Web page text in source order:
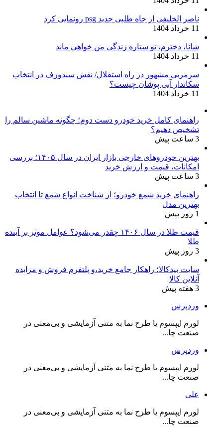
ناصر الخلیفی از جاه طلبی جدید psg رونمایی کرد
11 خرداد 1404
شانا، دخترم، تو ستاره زندگی من خواهی ماند
11 خرداد 1404
سرمربی مشهور در راه استقلال/ نقش سیدورف در انتخاب
سکاندار آبی پوشان چیست؟
11 خرداد 1404
راهنمای کامل خرید خودرو دست دوم؛ چگونه ماشین سالم را
تشخیص دهیم؟
3 ساعت پیش
بهترین خودروهای خارجی بازار ایران در سال ۱۴۰۵؛ بررسی
امکانات، قیمت و ارزش خرید
3 ساعت پیش
راهنمای خرید شمع خودرو؛ از شناخت انواع شمع تا انتخاب
بهترین مدل
1 روز پیش
قیمت طلا در سال ۱۴۰۶ چقدر می‌شود؟ عوامل موثر بر آینده
طلا
3 روز پیش
سایت بیدکالا؛ راهکار جامع خرید،و پلتفرم فروش و مزایده
آنلاین کالا
3 هفته پیش
وردپرس
لورم ایپسوم یا طرح‌ نما به متنی آزمایشی و بی‌معنی در
صنعت چا...
وردپرس
لورم ایپسوم یا طرح‌ نما به متنی آزمایشی و بی‌معنی در
صنعت چا...
علی
لورم ایپسوم یا طرح‌ نما به متنی آزمایشی و بی‌معنی در
صنعت چا...